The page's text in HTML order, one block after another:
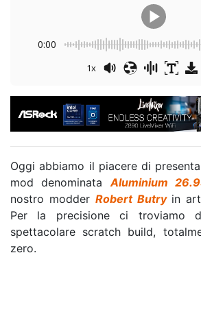
0:00
1x
Oggi abbiamo il piacere di
mod denominata Aluminium
nostro modder Robert Butryin
Per la precisione ci troviamo
spettacolare scratch build,
zero.